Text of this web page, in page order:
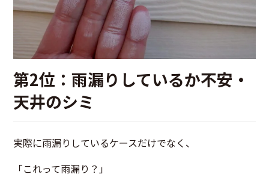
第2位：雨漏りしているか不安・
天井のシミ
実際に雨漏りしているケースだけでなく、
「これって雨漏り？」